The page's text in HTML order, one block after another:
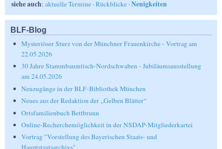
siehe auch: aktuelle Termine ·Rückblicke ·Neuigkeiten
BLF-Blog
Mysteriöser Sturz von der Münchner Frauenkirche - Vortrag am
22.05.2026
30 Jahre Stammbaumtisch-Nordschwaben - Jubiläumsausstellung
am 24.05.2026
Neuzugänge in der BLF-Bibliothek München
Neues aus der Redaktion der „Gelben Blätter“
Ortsfamilienbuch Bettbrunn
Online-Recherchemöglichkeit in der NSDAP-Mitgliederkartei
Vortrag "Vorstellung des Bayerischen Staats- und
Hauptstaatsarchivs"